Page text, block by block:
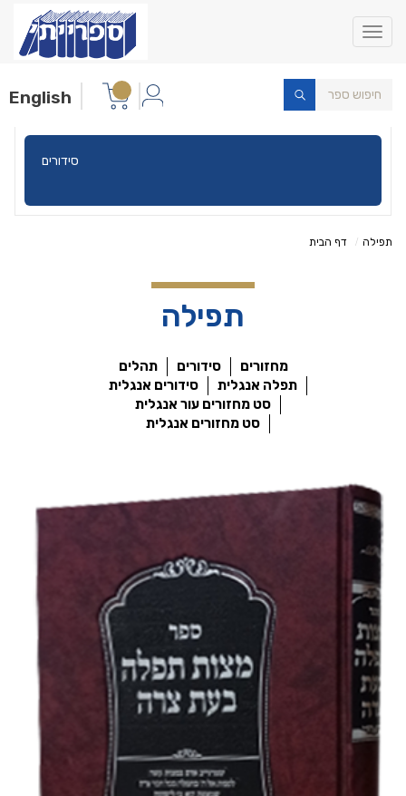
Toggle
navigation
English
סידורים
דף הבית תפילה
תפילה
מחזורים סידורים
תהלים
תפלה אנגלית
סידורים אנגלית
סט מחזורים עור אנגלית
סט מחזורים אנגלית